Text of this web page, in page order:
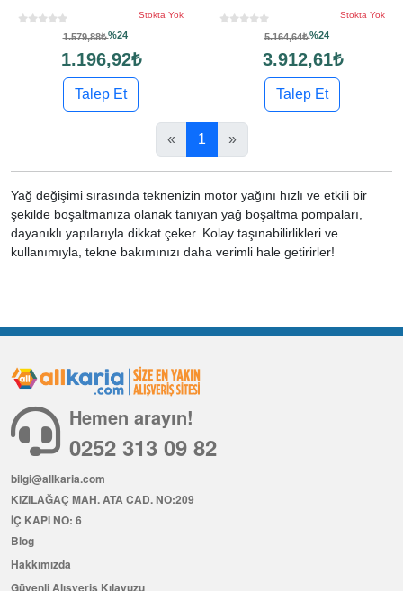
Stokta Yok
1.579,88₺%24
1.196,92₺
Talep Et
Stokta Yok
5.164,64₺%24
3.912,61₺
Talep Et
« 1 »
Yağ değişimi sırasında teknenizin motor yağını hızlı ve etkili bir
şekilde boşaltmanıza olanak tanıyan yağ boşaltma pompaları,
dayanıklı yapılarıyla dikkat çeker. Kolay taşınabilirlikleri ve
kullanımıyla, tekne bakımınızı daha verimli hale getirirler!
Hemen arayın!
0252 313 09 82
bilgi@allkaria.com
KIZILAĞAÇ MAH. ATA CAD. NO:209
İÇ KAPI NO: 6
Blog
Hakkımızda
Güvenli Alışveriş Kılavuzu